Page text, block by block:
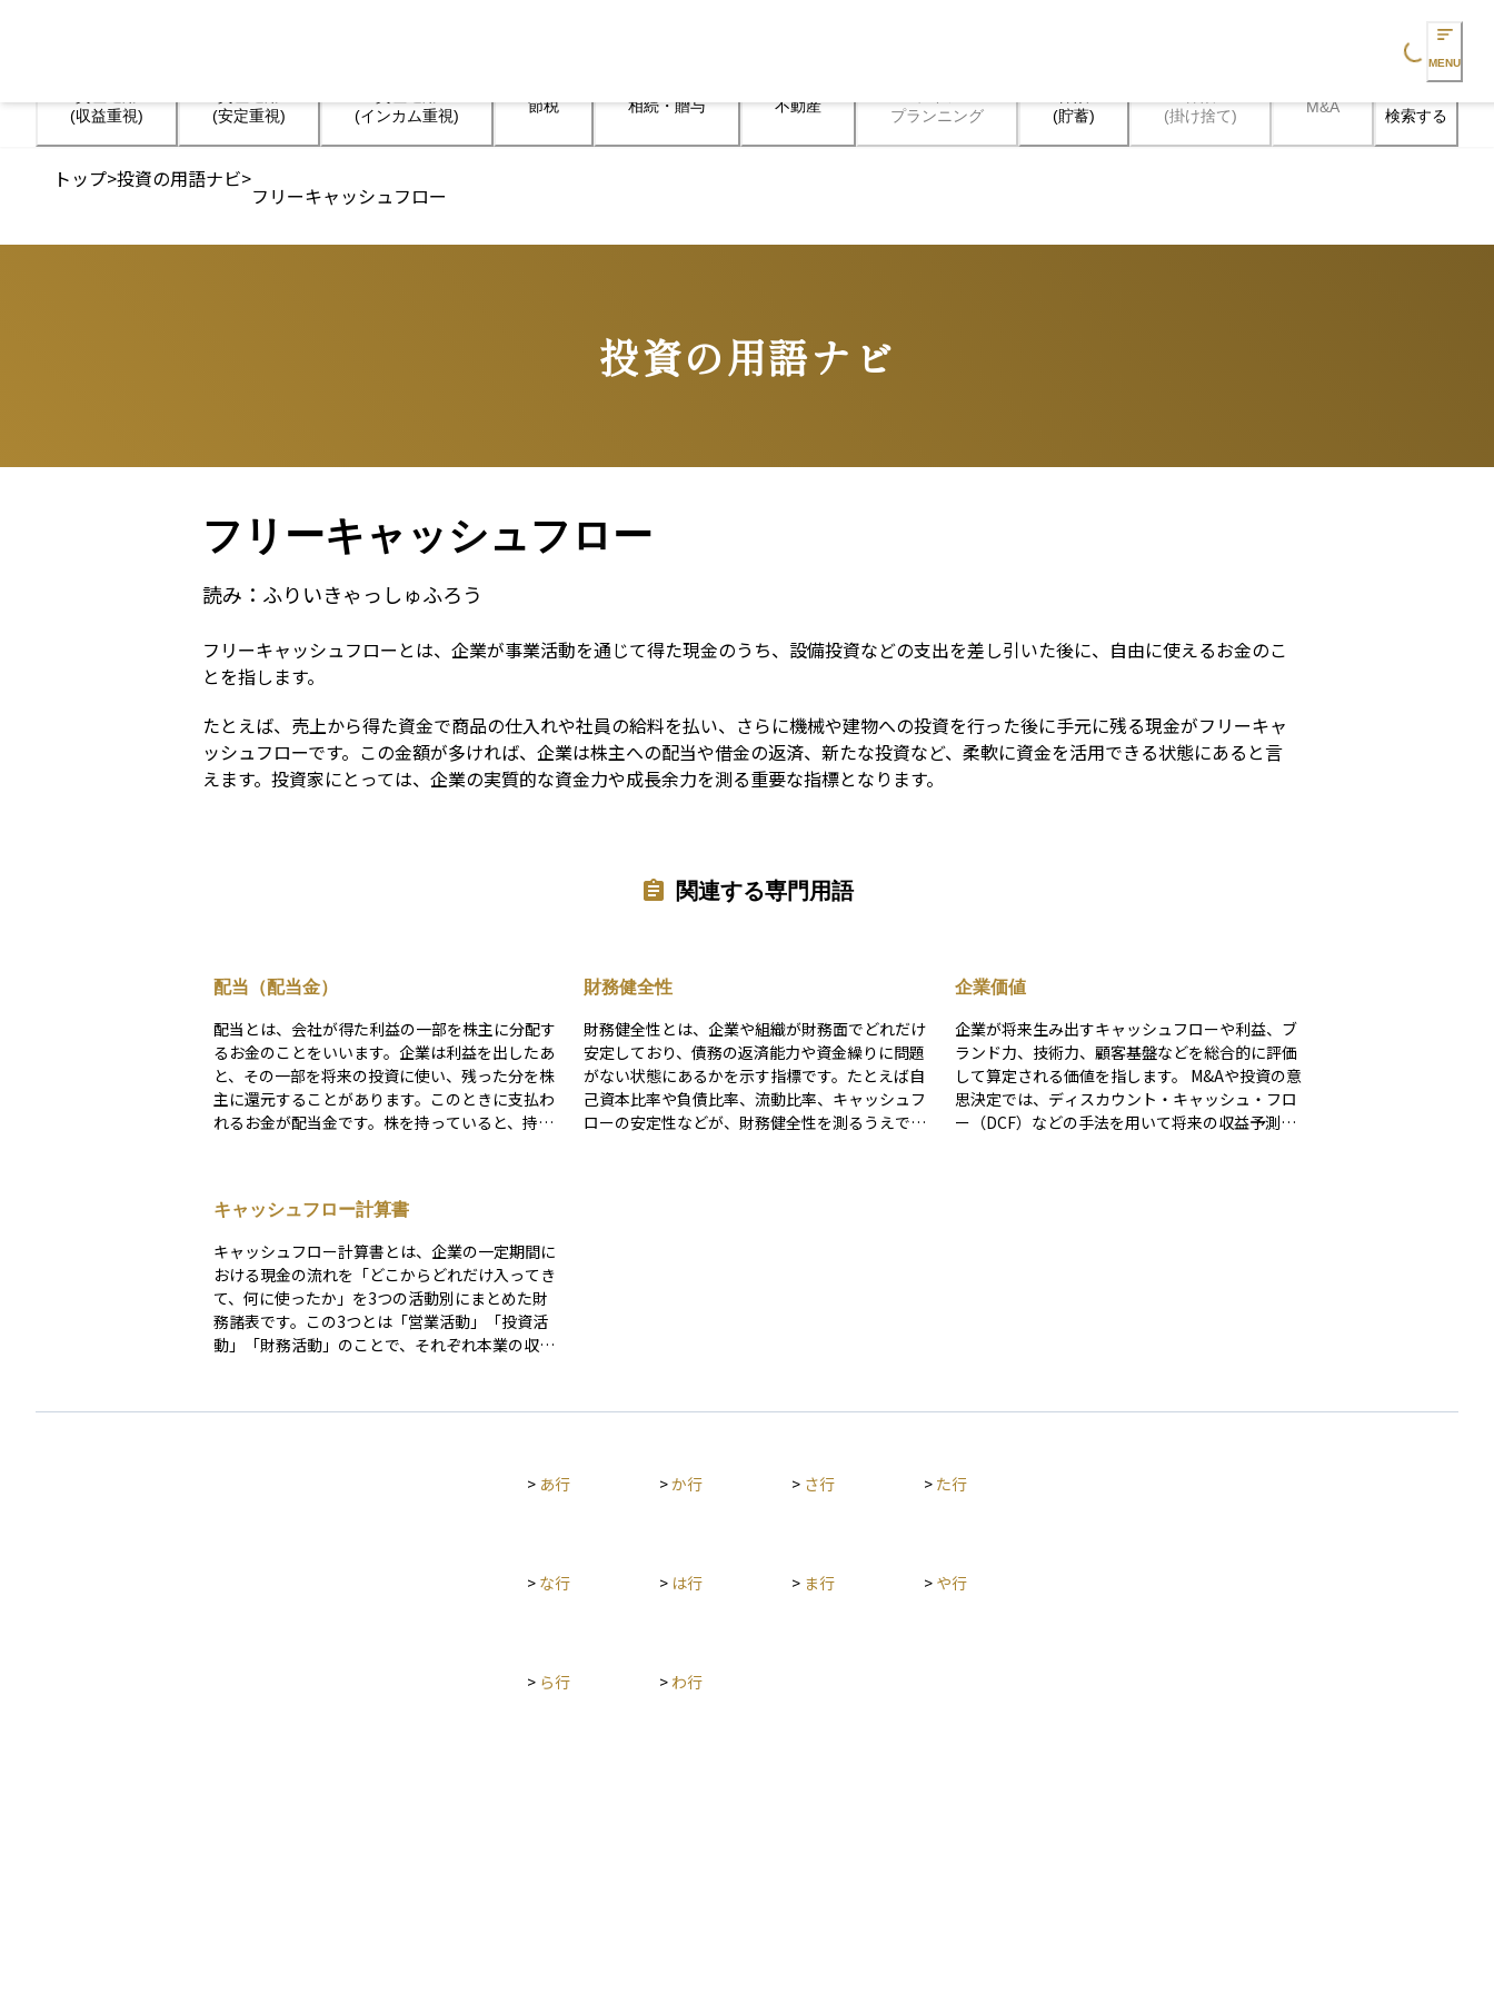
Loading...MENU
(収益重視)
(安定重視)
(インカム重視)
節税 相続・贈与 不動産
プランニング
(貯蓄)
(掛け捨て)
M&A 検索する
トップ>投資の用語ナビ>
フリーキャッシュフロー
投資の用語ナビ
Terms
フリーキャッシュフロー
読み： ふりいきゃっしゅふろう
フリーキャッシュフローとは、企業が事業活動を通じて得た現金のうち、設備投資などの支出を差し引いた後に、自由に使えるお金のこ
とを指します。
たとえば、売上から得た資金で商品の仕入れや社員の給料を払い、さらに機械や建物への投資を行った後に手元に残る現金がフリーキャ
ッシュフローです。この金額が多ければ、企業は株主への配当や借金の返済、新たな投資など、柔軟に資金を活用できる状態にあると言
えます。投資家にとっては、企業の実質的な資金力や成長余力を測る重要な指標となります。
関連する専門用語
配当（配当金）
配当とは、会社が得た利益の一部を株主に分配す
るお金のことをいいます。企業は利益を出したあ
と、その一部を将来の投資に使い、残った分を株
主に還元することがあります。このときに支払わ
れるお金が配当金です。株を持っていると、持ち
す。配当は企業からの「お礼」のようなもので、
株を長く持ち続ける理由の一つになることがあり
ます。
財務健全性
財務健全性とは、企業や組織が財務面でどれだけ
安定しており、債務の返済能力や資金繰りに問題
がない状態にあるかを示す指標です。たとえば自
己資本比率や負債比率、流動比率、キャッシュフ
ローの安定性などが、財務健全性を測るうえでの
企業価値
企業が将来生み出すキャッシュフローや利益、ブ
ランド力、技術力、顧客基盤などを総合的に評価
して算定される価値を指します。 M&Aや投資の意
思決定では、ディスカウント・キャッシュ・フロ
ー（DCF）などの手法を用いて将来の収益予測を
キャッシュフロー計算書
キャッシュフロー計算書とは、企業の一定期間に
おける現金の流れを「どこからどれだけ入ってき
て、何に使ったか」を3つの活動別にまとめた財
務諸表です。この3つとは「営業活動」「投資活
動」「財務活動」のことで、それぞれ本業の収入
の利益だけでは見えにくい、実際の資金繰りや経
す。投資家にとっては、企業が将来に向けて持続
> あ行 >か行 > さ行 > た行
> な行 > は行 > ま行 > や行
> ら行 > わ行